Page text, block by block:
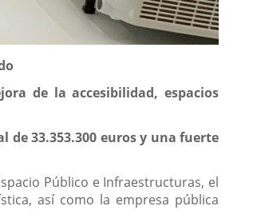
de la accesibilidad, espacios
de 33.353.300 euros y una fuerte
Público e Infraestructuras, el
así como la empresa pública